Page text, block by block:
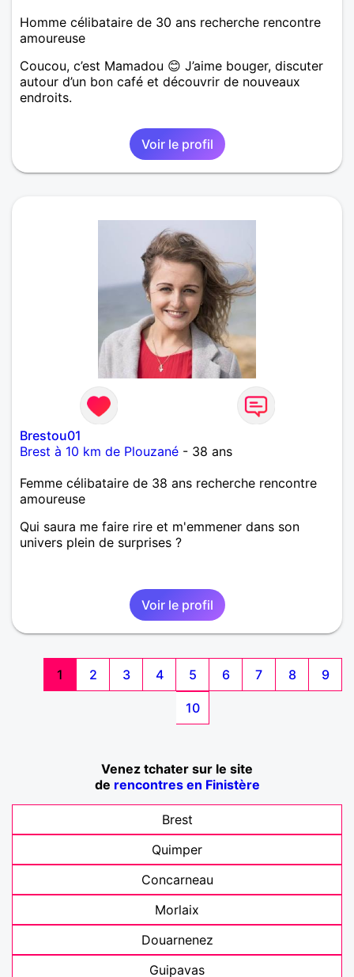
Homme célibataire de 30 ans recherche rencontre
amoureuse
Coucou, c’est Mamadou 😊 J’aime bouger, discuter
autour d’un bon café et découvrir de nouveaux
endroits.
Voir le profil
Brestou01
Brest à 10 km de Plouzané - 38 ans
Femme célibataire de 38 ans recherche rencontre
amoureuse
Qui saura me faire rire et m'emmener dans son
univers plein de surprises ?
Voir le profil
1 2 3 4 5 6 7 8 9
10
Venez tchater sur le site
de rencontres en Finistère
Brest
Quimper
Concarneau
Morlaix
Douarnenez
Guipavas